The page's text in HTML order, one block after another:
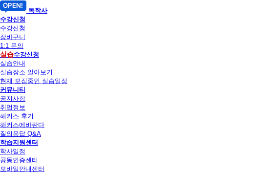
독학사
수강신청
수강신청
장바구니
1:1 문의
실습수강신청
실습안내
실습장소 알아보기
현재 모집중인 실습일정
커뮤니티
공지사항
취업정보
해커스 후기
해커스에바란다
질의응답 Q&A
학습지원센터
학사일정
공동인증센터
모바일안내센터